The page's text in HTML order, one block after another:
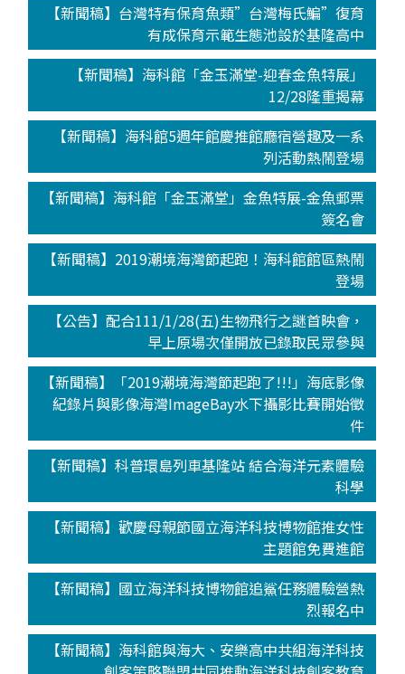
【新聞稿】台灣特有保育魚類”台灣梅氏鯿”復育
有成保育示範生態池設於基隆高中
【新聞稿】海科館「金玉滿堂-迎春金魚特展」
12/28隆重揭幕
【新聞稿】海科館5週年館慶推館廳宿營趣及一系
列活動熱鬧登場
【新聞稿】海科館「金玉滿堂」金魚特展-金魚郵票
簽名會
【新聞稿】2019潮境海灣節起跑！海科館館區熱鬧
登場
【公告】配合111/1/28(五)生物飛行之謎首映會，
早上原場次僅開放已錄取民眾參與
【新聞稿】「2019潮境海灣節起跑了!!!」海底影像
紀錄片與影像海灣ImageBay水下攝影比賽開始徵
件
【新聞稿】科普環島列車基隆站 結合海洋元素體驗
科學
【新聞稿】歡慶母親節國立海洋科技博物館推女性
主題館免費進館
【新聞稿】國立海洋科技博物館追鯊任務體驗營熱
烈報名中
【新聞稿】海科館與海大、安樂高中共組海洋科技